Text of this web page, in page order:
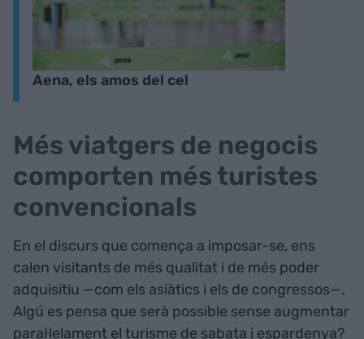
Aena, els amos del cel
Més viatgers de negocis
comporten més turistes
convencionals
En el discurs que comença a imposar-se, ens
calen visitants de més qualitat i de més poder
adquisitiu —com els asiàtics i els de congressos—.
Algú es pensa que serà possible sense augmentar
paral·lelament el turisme de sabata i espardenya?